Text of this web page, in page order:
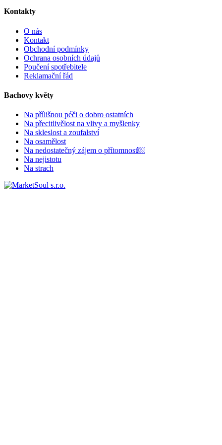
Kontakty
O nás
Kontakt
Obchodní podmínky
Ochrana osobních údajů
Poučení spotřebitele
Reklamační řád
Bachovy květy
Na přílišnou péči o dobro ostatních
Na přecitlivělost na vlivy a myšlenky
Na skleslost a zoufalství
Na osamělost
Na nedostatečný zájem o přítomnost￼
Na nejistotu
Na strach